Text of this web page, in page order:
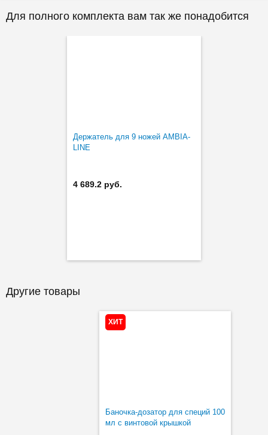
Для полного комплекта вам так же понадобится
Держатель для 9 ножей AMBIA-
LINE
4 689.2 руб.
Другие товары
ХИТ
Баночка-дозатор для специй 100
мл с винтовой крышкой